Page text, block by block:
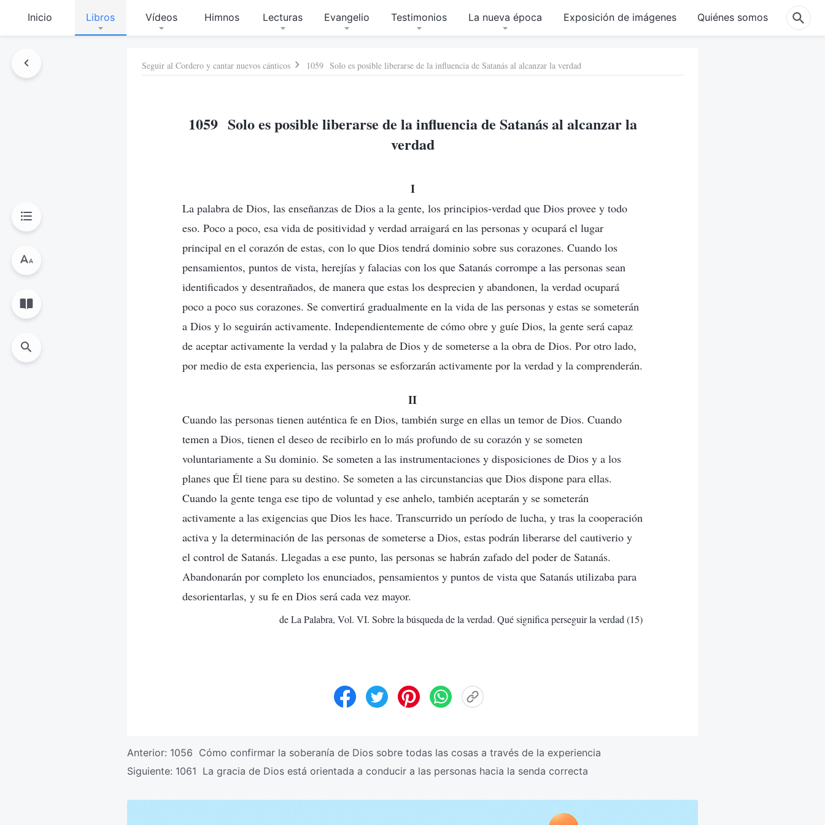
Inicio Libros Vídeos Himnos Lecturas Evangelio Testimonios La nueva época Exposición de imágenes Quiénes somos
Seguir al Cordero y cantar nuevos cánticos 1059 Solo es posible liberarse de la influencia de Satanás al alcanzar la verdad
1059 Solo es posible liberarse de la influencia de Satanás al alcanzar la
verdad
I
La palabra de Dios, las enseñanzas de Dios a la gente, los principios-verdad que Dios provee y todo
eso. Poco a poco, esa vida de positividad y verdad arraigará en las personas y ocupará el lugar
principal en el corazón de estas, con lo que Dios tendrá dominio sobre sus corazones. Cuando los
pensamientos, puntos de vista, herejías y falacias con los que Satanás corrompe a las personas sean
identificados y desentrañados, de manera que estas los desprecien y abandonen, la verdad ocupará
poco a poco sus corazones. Se convertirá gradualmente en la vida de las personas y estas se someterán
a Dios y lo seguirán activamente. Independientemente de cómo obre y guíe Dios, la gente será capaz
de aceptar activamente la verdad y la palabra de Dios y de someterse a la obra de Dios. Por otro lado,
por medio de esta experiencia, las personas se esforzarán activamente por la verdad y la comprenderán.
II
Cuando las personas tienen auténtica fe en Dios, también surge en ellas un temor de Dios. Cuando
temen a Dios, tienen el deseo de recibirlo en lo más profundo de su corazón y se someten
voluntariamente a Su dominio. Se someten a las instrumentaciones y disposiciones de Dios y a los
planes que Él tiene para su destino. Se someten a las circunstancias que Dios dispone para ellas.
Cuando la gente tenga ese tipo de voluntad y ese anhelo, también aceptarán y se someterán
activamente a las exigencias que Dios les hace. Transcurrido un período de lucha, y tras la cooperación
activa y la determinación de las personas de someterse a Dios, estas podrán liberarse del cautiverio y
el control de Satanás. Llegadas a ese punto, las personas se habrán zafado del poder de Satanás.
Abandonarán por completo los enunciados, pensamientos y puntos de vista que Satanás utilizaba para
desorientarlas, y su fe en Dios será cada vez mayor.
de La Palabra, Vol. VI. Sobre la búsqueda de la verdad. Qué significa perseguir la verdad (15)
Anterior: 1056 Cómo confirmar la soberanía de Dios sobre todas las cosas a través de la experiencia
Siguiente: 1061 La gracia de Dios está orientada a conducir a las personas hacia la senda correcta